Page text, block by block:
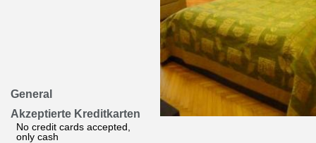
General
Akzeptierte Kreditkarten
No credit cards accepted,
only cash